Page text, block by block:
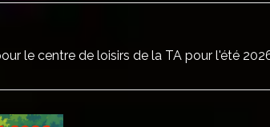
le centre de loisirs de la TA pour l'été